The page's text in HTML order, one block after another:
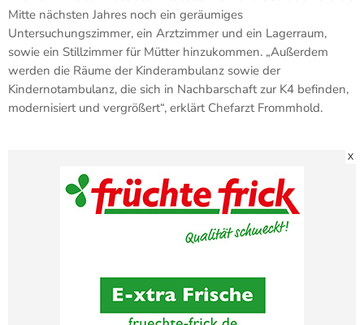
Mitte nächsten Jahres noch ein geräumiges
Untersuchungszimmer, ein Arztzimmer und ein Lagerraum,
sowie ein Stillzimmer für Mütter hinzukommen. „Außerdem
werden die Räume der Kinderambulanz sowie der
Kindernotambulanz, die sich in Nachbarschaft zur K4 befinden,
modernisiert und vergrößert“, erklärt Chefarzt Frommhold.
X